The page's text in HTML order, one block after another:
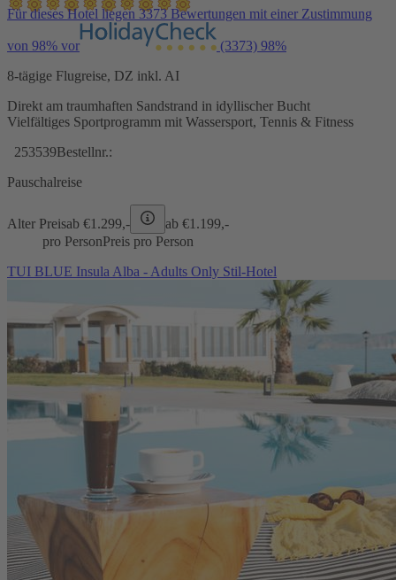
Für dieses Hotel liegen 3373 Bewertungen mit einer Zustimmung
von 98% vor (3373) 98%
8-tägige Flugreise, DZ inkl. AI
Direkt am traumhaften Sandstrand in idyllischer Bucht
Vielfältiges Sportprogramm mit Wassersport, Tennis & Fitness
253539Bestellnr.:
Pauschalreise
Alter Preisab €1.299,- ab €1.199,-
pro PersonPreis pro Person
TUI BLUE Insula Alba - Adults Only Stil-Hotel